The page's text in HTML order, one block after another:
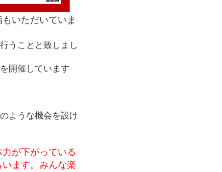
いただいていま
うことと致しまし
開催しています
ような機会を設け
が下がっている
ます。みんな楽